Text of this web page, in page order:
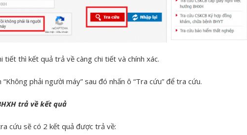
tiết thì kết quả trả về càng chi tiết và chính xác.
phải người máy” sau đó nhấn ô “Tra cứu” để tra cứu.
trả về kết quả
cứu sẽ có 2 kết quả được trả về: